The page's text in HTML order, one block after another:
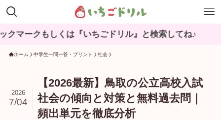
しくは『いちごドリル』と検索してね♪
ホーム 中学生一問一答・プリント 社会
【2026最新】鳥取の公立高校入試
社会の傾向と対策と無料過去問｜
頻出単元を徹底分析
2026
7/04